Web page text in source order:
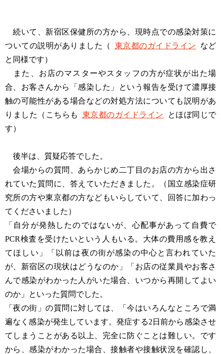
続いて、新宿区保健所の方から、現時点での感染対策に
ついての説明がありました（
東京都のガイドライン
など
と同様です）
また、お店のマスターやスタッフの方が症状が出た場
合、お客さんから「感染した」という報告を受けて濃厚接
触の可能性がある場合などの対処方法についても説明があ
りました（こちらも
東京都のガイドライン
とほぼ同じで
す）
後半は、質疑応答でした。
会場からの質問、あらかじめ二丁目のお店の方から出さ
れていた質問に、答えていただきました。（国立感染症研
究所の方や東京都の方などもいらしていて、回答に加わっ
てくださいました）
「自分が発熱したのではないが、心配事があって自費で
PCR検査を受けたいという人もいる。大体の費用感を教え
てほしい」「以前は夜の街が感染の中心と言われていた
が、新宿区の現状はどうなのか」「お店の従業員やお客さ
んで感染がわかった人がいた場合、いつから再開してよい
のか」といった質問でした。
「夜の街」の質問に対しては、「今はいろんなところで満
遍なく感染が発生しています。発症する2日前から感染させ
てしまうことがある以上、完全に防ぐことは難しい。です
から、感染がわかった場合、接触者や接触状況を確認し、